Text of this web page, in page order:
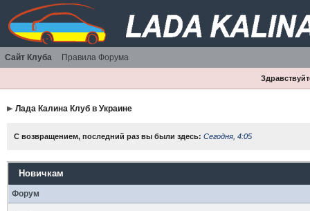
Сайт Клуба Правила Форума
Лада Калина Клуб в Украине
С возвращением, последний раз вы были здесь: Сегодня, 4:05
Новичкам
Форум